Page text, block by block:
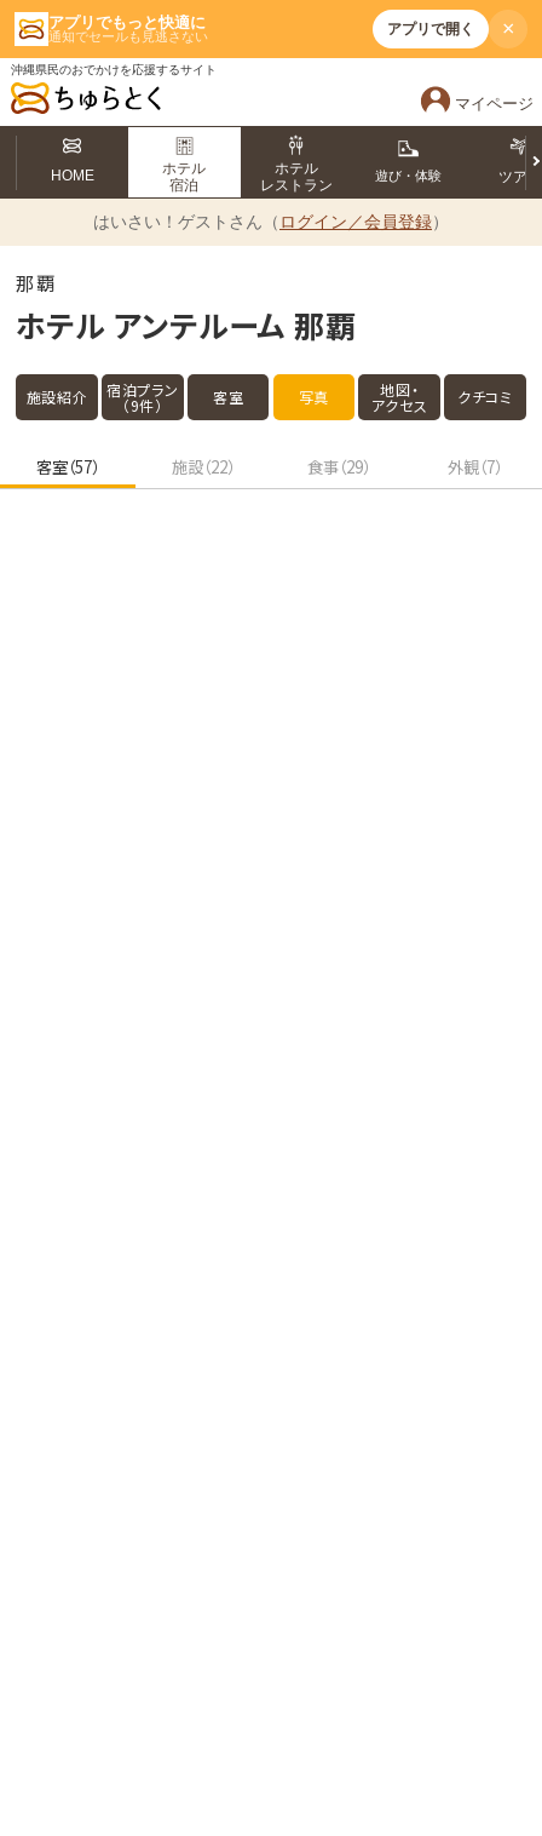
アプリでもっと快適に
通知でセールも見逃さない アプリで開く ×
沖縄県民のおでかけを応援するサイト
マイページ
HOME
ホテル
宿泊
ホテル
レストラン
遊び・体験 ツアー
はいさい！ ゲストさん（ ログイン／会員登録）
那覇
ホテル アンテルーム 那覇
施設紹介 宿泊プラン
（9件） 客室 写真 地図・
アクセス クチコミ
客室（57） 施設（22） 食事（29） 外観（7）